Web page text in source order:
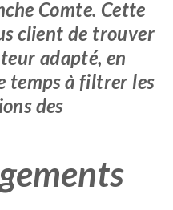
Comte. Cette
client de trouver
adapté, en
temps à filtrer les
des